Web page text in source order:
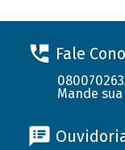
Fale
Mande